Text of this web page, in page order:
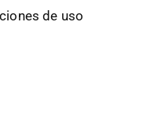
de uso